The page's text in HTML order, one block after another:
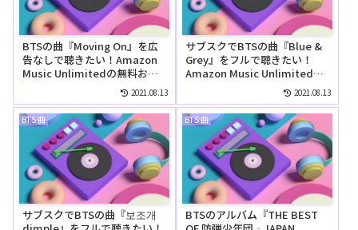
BTSの曲『Moving On』を広
告なしで聴きたい！Amazon
Music Unlimitedの無料お試
しでリピートして聴ける？2021.08.13
サブスクでBTSの曲『Blue &
Grey』をフルで聴きたい！
Amazon Music Unlimitedで
2021.08.13
BTS 曲
サブスクでBTSの曲『보조개
BTS 曲
BTSのアルバム『THE BEST